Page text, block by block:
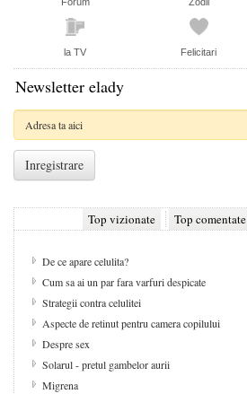
la TV Felicitari
Newsletter elady
Top vizionate Top comentate
De ce apare celulita?
Cum sa ai un par fara varfuri despicate
Strategii contra celulitei
Aspecte de retinut pentru camera copilului
Despre sex
Solarul - pretul gambelor aurii
Migrena